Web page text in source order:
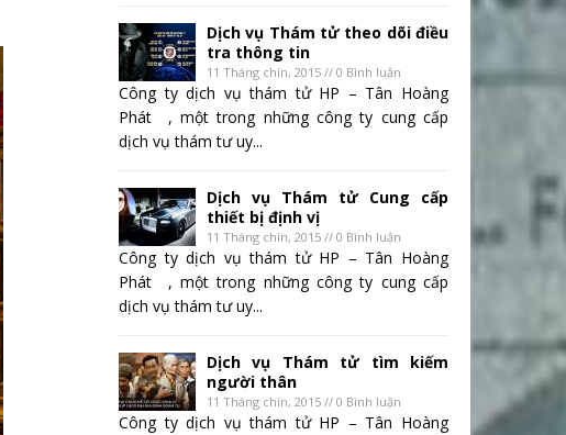
Dịch vụ Thám tử theo dõi điều
tra thông tin
11 Tháng chín, 2015 // 0 Bình luận
Công ty dịch vụ thám tử HP – Tân Hoàng
Phát , một trong những công ty cung cấp
dịch vụ thám tư uy...
Dịch vụ Thám tử Cung cấp
thiết bị định vị
11 Tháng chín, 2015 // 0 Bình luận
Công ty dịch vụ thám tử HP – Tân Hoàng
Phát , một trong những công ty cung cấp
dịch vụ thám tư uy...
Dịch vụ Thám tử tìm kiếm
người thân
11 Tháng chín, 2015 // 0 Bình luận
Công ty dịch vụ thám tử HP – Tân Hoàng